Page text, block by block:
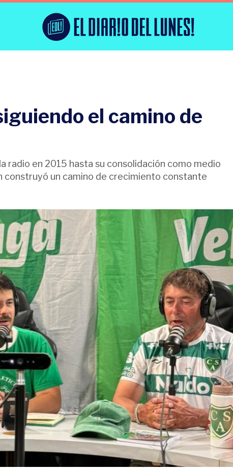
el camino de
radio en 2015 hasta su consolidación como medio
un camino de crecimiento constante